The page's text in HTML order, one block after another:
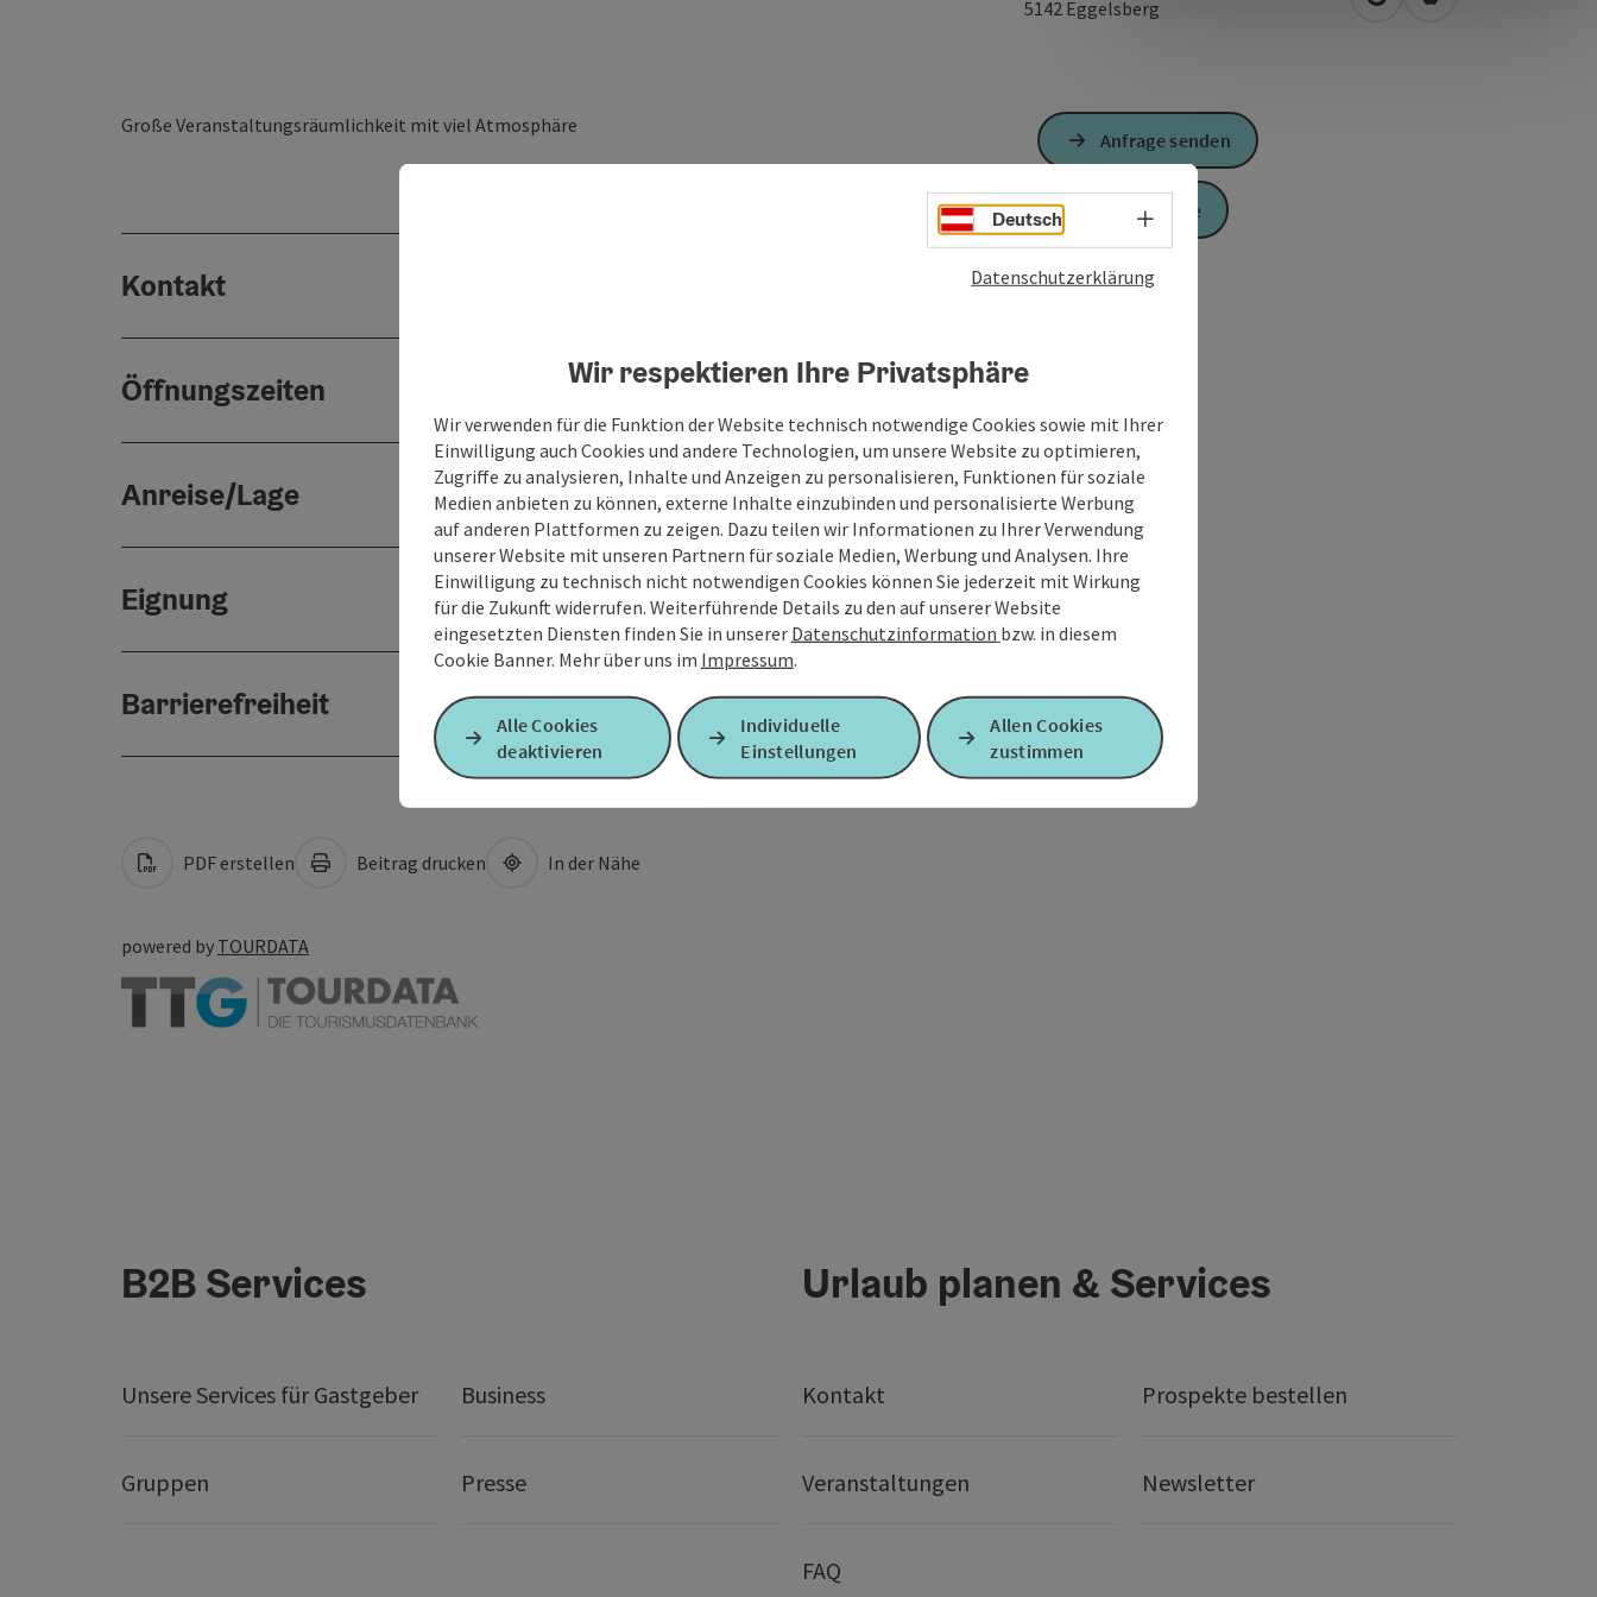
5142 Eggelsberg in Google Maps öffnen
in Apple Maps
Große Veranstaltungsräumlichkeit mit viel Atmosphäre
Kontakt
Öffnungszeiten
Anreise/Lage
Eignung
Barrierefreiheit
Anfrage senden
Zur Website
PDF erstellen Beitrag drucken In der Nähe
powered by TOURDATA
B2B Services
Unsere Services für Gastgeber Business
Gruppen Presse
Urlaub planen & Services
Kontakt Prospekte bestellen
Veranstaltungen Newsletter
FAQ
Deutsch Sprachwahl - Menü öffnen
Datenschutzerklärung
Wir respektieren Ihre Privatsphäre
Wir verwenden für die Funktion der Website technisch notwendige Cookies sowie mit Ihrer
Einwilligung auch Cookies und andere Technologien, um unsere Website zu optimieren,
Zugriffe zu analysieren, Inhalte und Anzeigen zu personalisieren, Funktionen für soziale
Medien anbieten zu können, externe Inhalte einzubinden und personalisierte Werbung
auf anderen Plattformen zu zeigen. Dazu teilen wir Informationen zu Ihrer Verwendung
unserer Website mit unseren Partnern für soziale Medien, Werbung und Analysen. Ihre
Einwilligung zu technisch nicht notwendigen Cookies können Sie jederzeit mit Wirkung
für die Zukunft widerrufen. Weiterführende Details zu den auf unserer Website
eingesetzten Diensten finden Sie in unserer Datenschutzinformation bzw. in diesem
Cookie Banner. Mehr über uns im Impressum.
Alle Cookies
deaktivieren
Individuelle
Einstellungen
Allen Cookies
zustimmen